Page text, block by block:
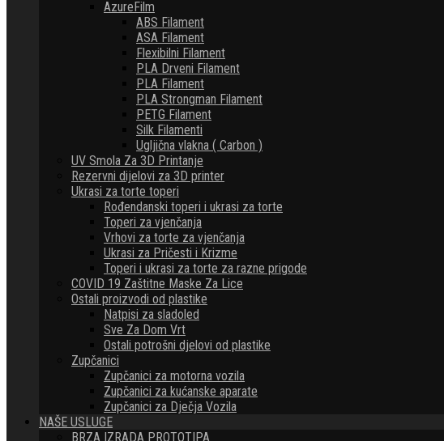
AzureFilm
ABS Filament
ASA Filament
Flexibilni Filament
PLA Drveni Filament
PLA Filament
PLA Strongman Filament
PETG Filament
Silk Filamenti
Ugljična vlakna ( Carbon )
UV Smola Za 3D Printanje
Rezervni dijelovi za 3D printer
Ukrasi za torte toperi
Rođendanski toperi i ukrasi za torte
Toperi za vjenčanja
Vrhovi za torte za vjenčanja
Ukrasi za Pričesti i Krizme
Toperi i ukrasi za torte za razne prigode
COVID 19 Zaštitne Maske Za Lice
Ostali proizvodi od plastike
Natpisi za sladoled
Sve Za Dom Vrt
Ostali potrošni djelovi od plastike
Zupčanici
Zupčanici za motorna vozila
Zupčanici za kućanske aparate
Zupčanici za Dječja Vozila
NAŠE USLUGE
BRZA IZRADA PROTOTIPA